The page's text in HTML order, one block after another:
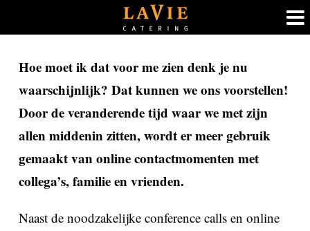
naar
inhoud
Hoe moet ik dat voor me zien denk je nu
waarschijnlijk? Dat kunnen we ons voorstellen!
Door de veranderende tijd waar we met zijn
allen middenin zitten, wordt er meer gebruik
gemaakt van online contactmomenten met
collega’s, familie en vrienden.
Naast de noodzakelijke conference calls en online